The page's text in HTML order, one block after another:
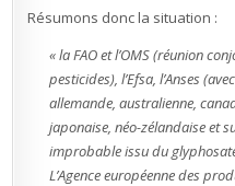
Résumons donc la situation :
« la FAO et l’OMS (réunion
pesticides), l’Efsa, l’Anses
allemande, australienne,
japonaise, néo-zélandaise et
improbable issu du
L’Agence européenne des